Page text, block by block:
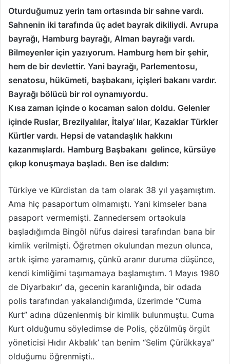
Oturduğumuz yerin tam ortasında bir sahne vardı.
Sahnenin iki tarafında üç adet bayrak dikiliydi. Avrupa
bayrağı, Hamburg bayrağı, Alman bayrağı vardı.
Bilmeyenler için yazıyorum. Hamburg hem bir şehir,
hem de bir devlettir. Yani bayrağı, Parlementosu,
senatosu, hükümeti, başbakanı, içişleri bakanı vardır.
Bayrağı bölücü bir rol oynamıyordu.
Kısa zaman içinde o kocaman salon doldu. Gelenler
içinde Ruslar, Brezilyalılar, İtalya’ lılar, Kazaklar Türkler
Kürtler vardı. Hepsi de vatandaşlık hakkını
kazanmışlardı. Hamburg Başbakanı gelince, kürsüye
çıkıp konuşmaya başladı. Ben ise daldım:
Türkiye ve Kürdistan da tam olarak 38 yıl yaşamıştım.
Ama hiç pasaportum olmamıştı. Yani kimseler bana
pasaport vermemişti. Zannedersem ortaokula
başladığımda Bingöl nüfus dairesi tarafından bana bir
kimlik verilmişti. Öğretmen okulundan mezun olunca,
artık işime yaramamış, çünkü aranır duruma düşünce,
kendi kimliğimi taşımamaya başlamıştım. 1 Mayıs 1980
de Diyarbakır’ da, gecenin karanlığında, bir odada
polis tarafından yakalandığımda, üzerimde “Cuma
Kurt” adına düzenlenmiş bir kimlik bulunmuştu. Cuma
Kurt olduğumu söyledimse de Polis, çözülmüş örgüt
yöneticisi Hıdır Akbalık’ tan benim “Selim Çürükkaya”
olduğumu öğrenmişti..